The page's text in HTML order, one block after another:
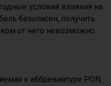
условия влияния на
безопасен, получить
от него невозможно.
к аббревиатуре PON,